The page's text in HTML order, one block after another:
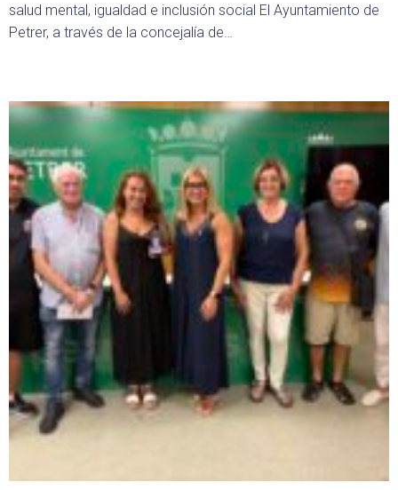
salud mental, igualdad e inclusión social El Ayuntamiento de
Petrer, a través de la concejalía de…